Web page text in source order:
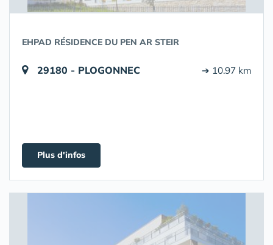
EHPAD RÉSIDENCE DU PEN AR STEIR
29180 - PLOGONNEC ➔ 10.97 km
Plus d'infos